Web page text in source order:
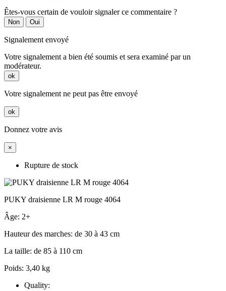
Êtes-vous certain de vouloir signaler ce commentaire ?
Non Oui
Signalement envoyé
Votre signalement a bien été soumis et sera examiné par un
modérateur.
ok
Votre signalement ne peut pas être envoyé
ok
Donnez votre avis
×
Rupture de stock
PUKY draisienne LR M rouge 4064
Âge: 2+
Hauteur des marches: de 30 à 43 cm
La taille: de 85 à 110 cm
Poids: 3,40 kg
Quality: